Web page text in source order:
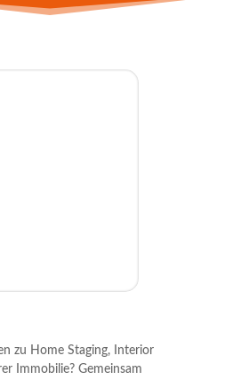
zu Home Staging, Interior
Immobilie? Gemeinsam